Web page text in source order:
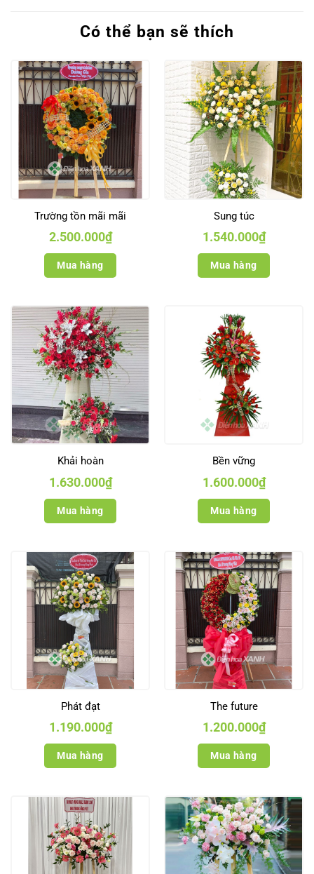
Có thể bạn sẽ thích
Trường tồn mãi mãi
2.500.000₫
Mua hàng
Sung túc
1.540.000₫
Mua hàng
Khải hoàn
1.630.000₫
Mua hàng
Bền vững
1.600.000₫
Mua hàng
Phát đạt
1.190.000₫
Mua hàng
The future
1.200.000₫
Mua hàng